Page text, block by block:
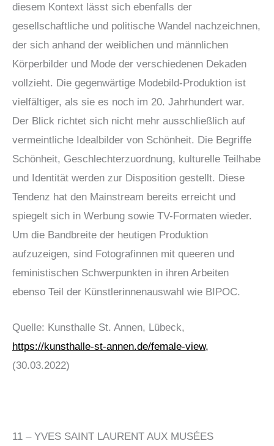
diesem Kontext lässt sich ebenfalls der
gesellschaftliche und politische Wandel nachzeichnen,
der sich anhand der weiblichen und männlichen
Körperbilder und Mode der verschiedenen Dekaden
vollzieht. Die gegenwärtige Modebild-Produktion ist
vielfältiger, als sie es noch im 20. Jahrhundert war.
Der Blick richtet sich nicht mehr ausschließlich auf
vermeintliche Idealbilder von Schönheit. Die Begriffe
Schönheit, Geschlechterzuordnung, kulturelle Teilhabe
und Identität werden zur Disposition gestellt. Diese
Tendenz hat den Mainstream bereits erreicht und
spiegelt sich in Werbung sowie TV-Formaten wieder.
Um die Bandbreite der heutigen Produktion
aufzuzeigen, sind Fotografinnen mit queeren und
feministischen Schwerpunkten in ihren Arbeiten
ebenso Teil der Künstlerinnenauswahl wie BIPOC.
Quelle: Kunsthalle St. Annen, Lübeck,
https://kunsthalle-st-annen.de/female-view,
(30.03.2022)
11 – YVES SAINT LAURENT AUX MUSÉES